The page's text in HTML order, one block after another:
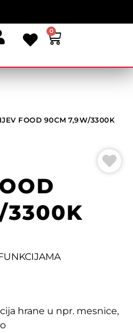
0
FOOD 90CM 7,9W/3300K
3300K
hrane u npr. mesnice,